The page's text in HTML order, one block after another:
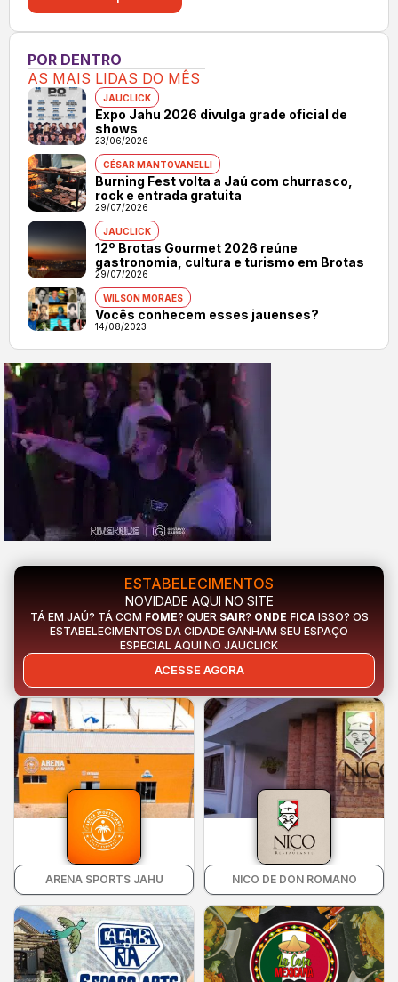
POR DENTRO
AS MAIS LIDAS DO MÊS
JAUCLICK
Expo Jahu 2026 divulga grade oficial de
shows
23/06/2026
CÉSAR MANTOVANELLI
Burning Fest volta a Jaú com churrasco,
rock e entrada gratuita
29/07/2026
JAUCLICK
12º Brotas Gourmet 2026 reúne
gastronomia, cultura e turismo em Brotas
29/07/2026
WILSON MORAES
Vocês conhecem esses jauenses?
14/08/2023
ARENA SPORTS JAHU NICO DE DON ROMANO
ESTABELECIMENTOS
NOVIDADE AQUI NO SITE
TÁ EM JAÚ? TÁ COM FOME? QUER SAIR? ONDE FICAISSO? OS
ESTABELECIMENTOS DA CIDADE GANHAM SEU ESPAÇO
ESPECIAL AQUI NO JAUCLICK
ACESSE AGORA